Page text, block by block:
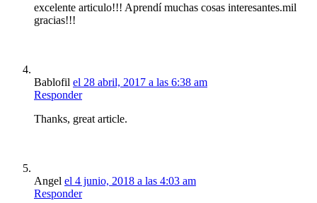
excelente articulo!!! Aprendí muchas cosas interesantes.mil
gracias!!!
Bablofil el 28 abril, 2017 a las 6:38 am
Responder
Thanks, great article.
Angel el 4 junio, 2018 a las 4:03 am
Responder